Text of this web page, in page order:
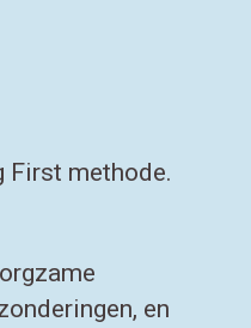
First methode.
en